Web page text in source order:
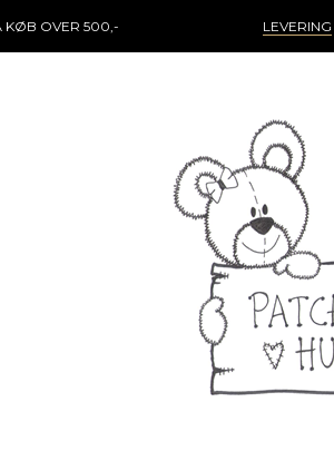
KØB OVER 500,- LEVERING